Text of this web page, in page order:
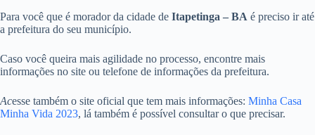
Para você que é morador da cidade de Itapetinga – BA é preciso ir até
a prefeitura do seu município.
Caso você queira mais agilidade no processo, encontre mais
informações no site ou telefone de informações da prefeitura.
Acesse também o site oficial que tem mais informações: Minha Casa
Minha Vida 2023, lá também é possível consultar o que precisar.